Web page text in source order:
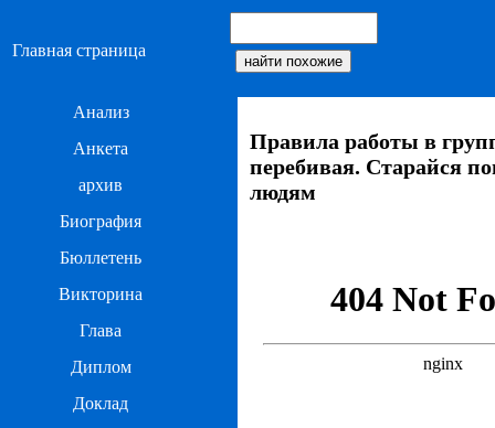
Главная страница
Анализ
Анкета
архив
Биография
Бюллетень
Викторина
Глава
Диплом
Доклад
Правила работы в
перебивая. Старайся
людям